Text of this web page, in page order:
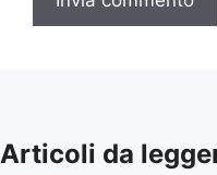
Articoli da